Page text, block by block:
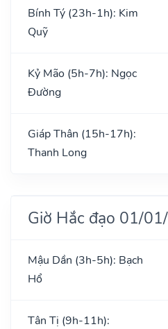
Bính Tý (23h-1h): Kim
Quỹ
Kỷ Mão (5h-7h): Ngọc
Đường
Giáp Thân (15h-17h):
Thanh Long
Giờ Hắc đạo 01/
Mậu Dần (3h-5h): Bạch
Hổ
Tân Tị (9h-11h):